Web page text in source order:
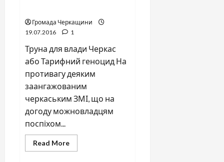
версія.
Громада Черкащини
19.07.2016
1
Труна для влади Черкас
або Тарифний геноцид На
противагу деяким
заангажованим
черкаським ЗМІ, що на
догоду можновладцям
поспіхом...
Read MoreRead
more